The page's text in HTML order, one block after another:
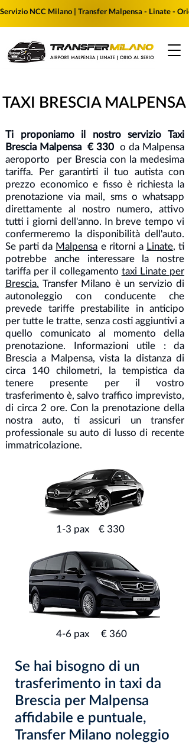
Servizio NCC Milano | Transfer Malpensa - Linate -
TAXI BRESCIA MALPENSA
Ti proponiamo il nostro servizio Taxi
Brescia Malpensa € 330 o da Malpensa
aeroporto per Brescia con la medesima
tariffa. Per garantirti il tuo autista con
prezzo economico e fisso è richiesta la
prenotazione via mail, sms o whatsapp
direttamente al nostro numero, attivo
tutti i giorni dell'anno. In breve tempo vi
confermeremo la disponibilità dell'auto.
Se parti da Malpensa e ritorni a Linate, ti
potrebbe anche interessare la nostre
tariffa per il collegamento taxi Linate per
Brescia. Transfer Milano è un servizio di
autonoleggio con conducente che
prevede tariffe prestabilite in anticipo
per tutte le tratte, senza costi aggiuntivi a
quello comunicato al momento della
prenotazione. Informazioni utile : da
Brescia a Malpensa, vista la distanza di
circa 140 chilometri, la tempistica da
tenere presente per il vostro
trasferimento è, salvo traffico imprevisto,
di circa 2 ore. Con la prenotazione della
nostra auto, ti assicuri un transfer
professionale su auto di lusso di recente
immatricolazione.
1-3 pax € 330
4-6 pax € 360
Se hai bisogno di un
trasferimento in taxi da
Brescia per Malpensa
affidabile e puntuale,
Transfer Milano noleggio